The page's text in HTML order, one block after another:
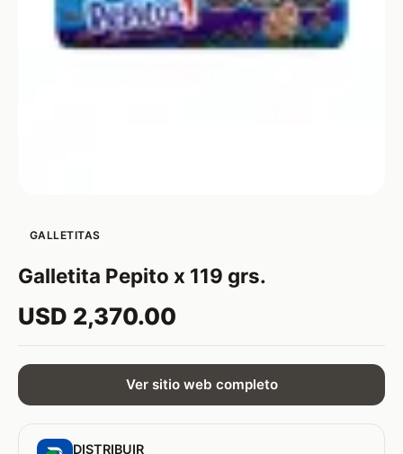
GALLETITAS
Galletita Pepito x 119 grs.
USD 2,370.00
Ver sitio web completo
DISTRIBUIR